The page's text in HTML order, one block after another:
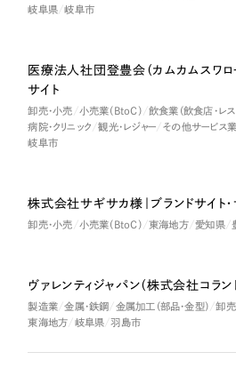
岐阜県
岐阜市
医療法人社団登豊会（カムカムスワロ
サイト
卸売・小売 小売業（BtoC） 飲食業（飲食店・レス
病院・クリニック
観光・レジャー その他サービス業
岐阜市
株式会社サギサカ様｜ブランドサイト・
卸売・小売 小売業（BtoC） 東海地方 愛知県
ヴァレンティジャパン（株式会社コラン
製造業 金属・鉄鋼 金属加工（部品・金型） 卸売
東海地方
岐阜県 羽島市